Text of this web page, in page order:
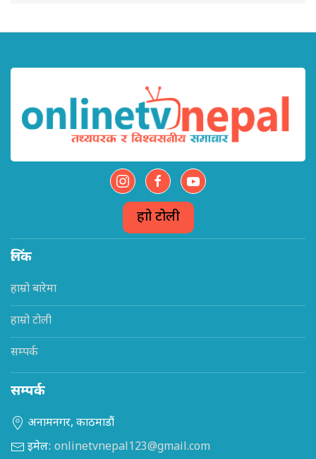
हाम्रो टोली
लिंक
हाम्रो बारेमा
हाम्रो टोली
सम्पर्क
सम्पर्क
अनामनगर, काठमाडौं
इमेल: onlinetvnepal123@gmail.com